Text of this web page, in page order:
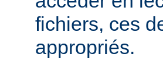
fichiers, ces
appropriés.